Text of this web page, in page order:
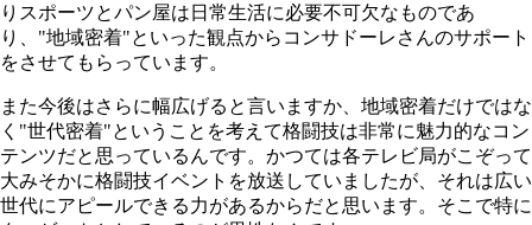
りスポーツとパン屋は日常生活に必要不可欠なものであ
り、"地域密着"といった観点からコンサドーレさんのサポート
をさせてもらっています。
また今後はさらに幅広げると言いますか、地域密着だけではな
く"世代密着"ということを考えて格闘技は非常に魅力的なコン
テンツだと思っているんです。かつては各テレビ局がこぞって
大みそかに格闘技イベントを放送していましたが、それは広い
世代にアピールできる力があるからだと思います。そこで特に